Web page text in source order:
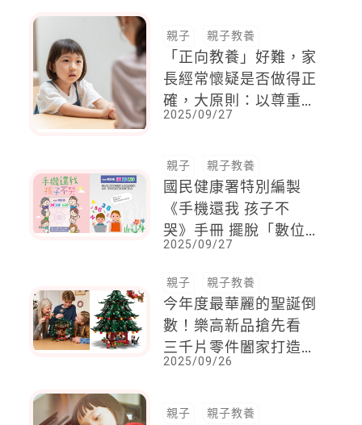
親子 親子教養
「正向教養」好難，家
長經常懷疑是否做得正
確，大原則：以尊重、
同理與耐心為基礎
2025/09/27
親子 親子教養
國民健康署特別編製
《手機還我 孩子不
哭》手冊 擺脫「數位
奶嘴」育兒常態
2025/09/27
親子 親子教養
今年度最華麗的聖誕倒
數！樂高新品搶先看
三千片零件闔家打造耶
誕歡樂
2025/09/26
親子 親子教養